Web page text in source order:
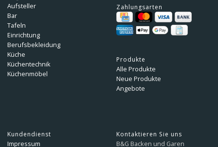
Aufsteller
Bar
Tafeln
Einrichtung
Berufsbekleidung
Küche
Küchentechnik
Küchenmöbel
Zahlungsarten
Produkte
Alle Produkte
Neue Produkte
Angebote
Kundendienst
Impressum
Kontaktieren Sie uns
B&G Backen und Garen